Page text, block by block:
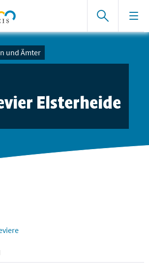
und Ämter
Elsterheide